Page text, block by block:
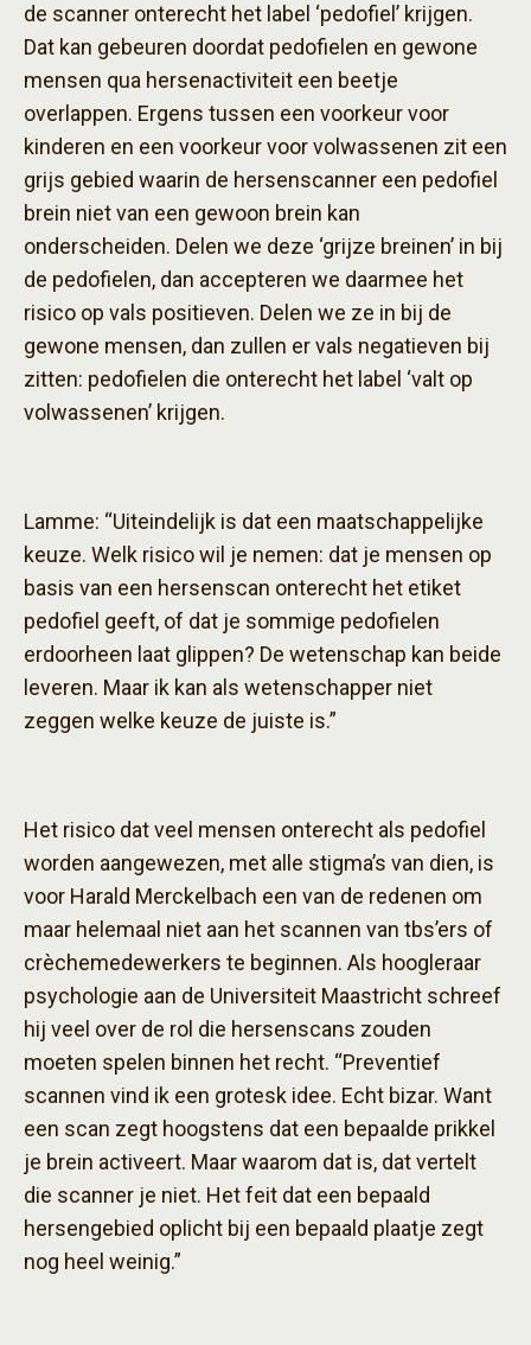
de scanner onterecht het label ‘pedofiel’ krijgen.
Dat kan gebeuren doordat pedofielen en gewone
mensen qua hersenactiviteit een beetje
overlappen. Ergens tussen een voorkeur voor
kinderen en een voorkeur voor volwassenen zit een
grijs gebied waarin de hersenscanner een pedofiel
brein niet van een gewoon brein kan
onderscheiden. Delen we deze ‘grijze breinen’ in bij
de pedofielen, dan accepteren we daarmee het
risico op vals positieven. Delen we ze in bij de
gewone mensen, dan zullen er vals negatieven bij
zitten: pedofielen die onterecht het label ‘valt op
volwassenen’ krijgen.
Lamme: “Uiteindelijk is dat een maatschappelijke
keuze. Welk risico wil je nemen: dat je mensen op
basis van een hersenscan onterecht het etiket
pedofiel geeft, of dat je sommige pedofielen
erdoorheen laat glippen? De wetenschap kan beide
leveren. Maar ik kan als wetenschapper niet
zeggen welke keuze de juiste is.”
Het risico dat veel mensen onterecht als pedofiel
worden aangewezen, met alle stigma’s van dien, is
voor Harald Merckelbach een van de redenen om
maar helemaal niet aan het scannen van tbs’ers of
crèchemedewerkers te beginnen. Als hoogleraar
psychologie aan de Universiteit Maastricht schreef
hij veel over de rol die hersenscans zouden
moeten spelen binnen het recht. “Preventief
scannen vind ik een grotesk idee. Echt bizar. Want
een scan zegt hoogstens dat een bepaalde prikkel
je brein activeert. Maar waarom dat is, dat vertelt
die scanner je niet. Het feit dat een bepaald
hersengebied oplicht bij een bepaald plaatje zegt
nog heel weinig.”